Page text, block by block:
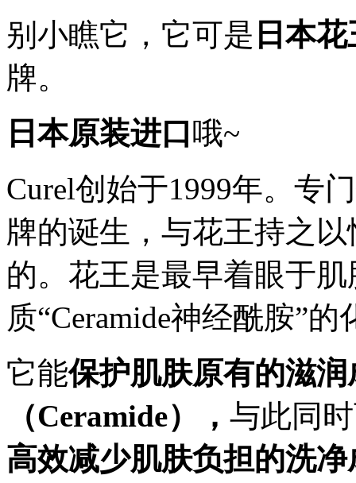
别小瞧它，它可是 日本
牌。
日本原装进口 哦~
Curel创始于1999年。专
牌的诞生，与花王持之
的。花王是最早着眼于
质“Ceramide神经酰胺”
它能保护肌肤原有的滋
（Ceramide）， 与此同
高效减少肌肤负担的洗净